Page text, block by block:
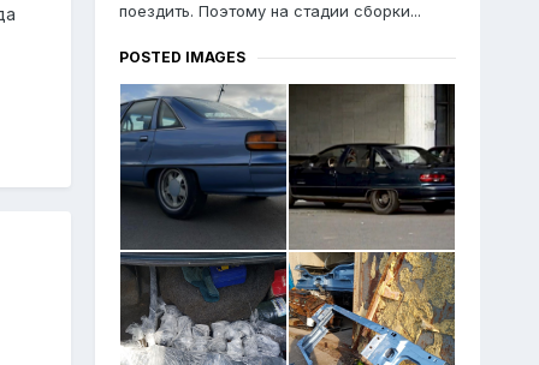
поездить. Поэтому на стадии сборки...
POSTED IMAGES